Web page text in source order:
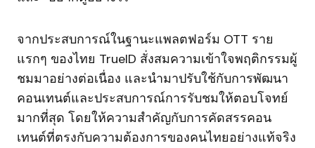
จากประสบการณ์ในฐานะแพลตฟอร์ม OTT ราย
แรกๆ ของไทย TrueID สั่งสมความเข้าใจพฤติกรรมผู้
ชมมาอย่างต่อเนื่อง และนำมาปรับใช้กับการพัฒนา
คอนเทนต์และประสบการณ์การรับชมให้ตอบโจทย์
มากที่สุด โดยให้ความสำคัญกับการคัดสรรคอน
เทนต์ที่ตรงกับความต้องการของคนไทยอย่างแท้จริง